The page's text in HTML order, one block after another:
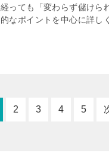
経っても「変わらず儲けら
的なポイントを中心に詳し
2 3 4 5